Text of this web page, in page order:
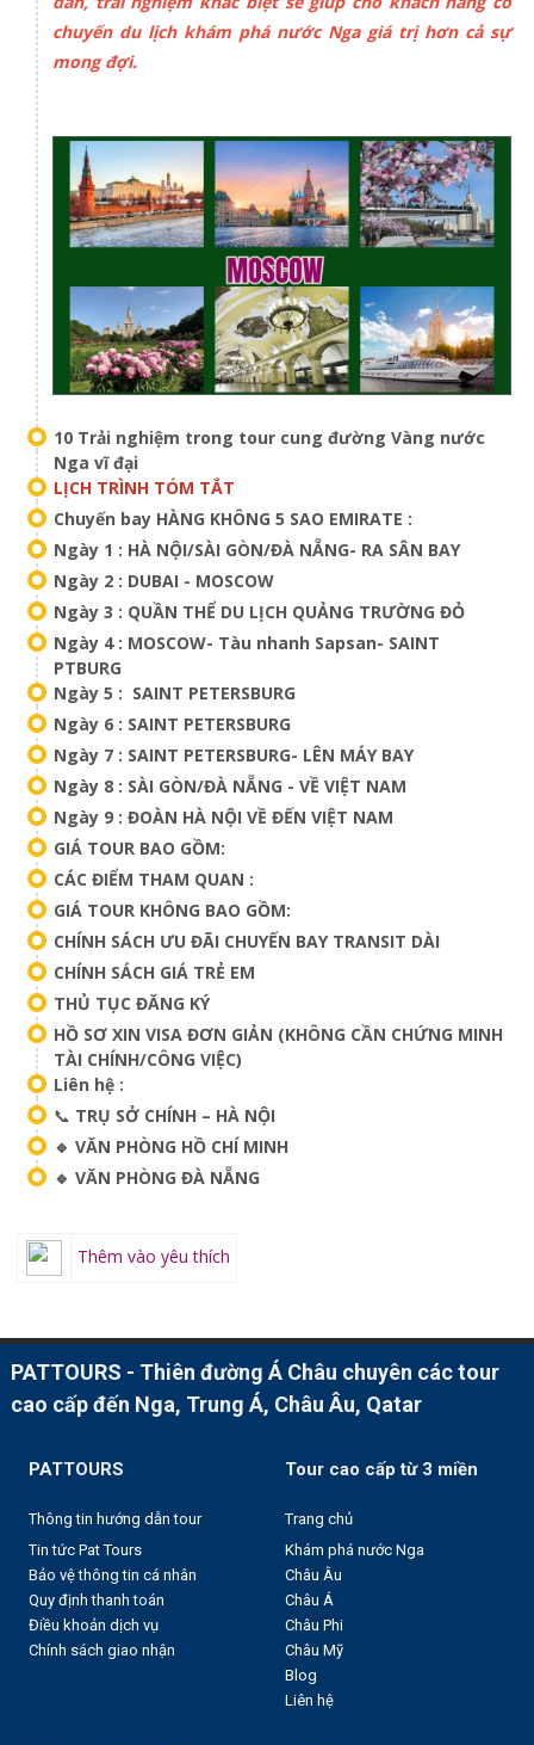
chuyến du lịch khám phá nước Nga giá trị hơn cả sự
mong đợi.
10 Trải nghiệm trong tour cung đường Vàng nước
Nga vĩ đại
LỊCH TRÌNH TÓM TẮT
Chuyến bay HÀNG KHÔNG 5 SAO EMIRATE :
Ngày 1 : HÀ NỘI/SÀI GÒN/ĐÀ NẴNG- RA SÂN BAY
Ngày 2 : DUBAI - MOSCOW
Ngày 3 : QUẦN THỂ DU LỊCH QUẢNG TRƯỜNG ĐỎ
Ngày 4 : MOSCOW- Tàu nhanh Sapsan- SAINT
PTBURG
Ngày 5 : SAINT PETERSBURG
Ngày 6 : SAINT PETERSBURG
Ngày 7 : SAINT PETERSBURG- LÊN MÁY BAY
Ngày 8 : SÀI GÒN/ĐÀ NẴNG - VỀ VIỆT NAM
Ngày 9 : ĐOÀN HÀ NỘI VỀ ĐẾN VIỆT NAM
GIÁ TOUR BAO GỒM:
CÁC ĐIỂM THAM QUAN :
GIÁ TOUR KHÔNG BAO GỒM:
CHÍNH SÁCH ƯU ĐÃI CHUYẾN BAY TRANSIT DÀI
CHÍNH SÁCH GIÁ TRẺ EM
THỦ TỤC ĐĂNG KÝ
HỒ SƠ XIN VISA ĐƠN GIẢN (KHÔNG CẦN CHỨNG MINH
TÀI CHÍNH/CÔNG VIỆC)
Liên hệ :
📞 TRỤ SỞ CHÍNH – HÀ NỘI
🔹 VĂN PHÒNG HỒ CHÍ MINH
🔹 VĂN PHÒNG ĐÀ NẴNG
Thêm vào yêu thích
PATTOURS - Thiên đường Á Châu chuyên các tour
cao cấp đến Nga, Trung Á, Châu Âu, Qatar
PATTOURS
Thông tin hướng dẫn tour
Tin tức Pat Tours
Bảo vệ thông tin cá nhân
Quy định thanh toán
Điều khoản dịch vụ
Chính sách giao nhận
Tour cao cấp từ 3 miền
Trang chủ
Khám phá nước Nga
Châu Âu
Châu Á
Châu Phi
Châu Mỹ
Blog
Liên hệ